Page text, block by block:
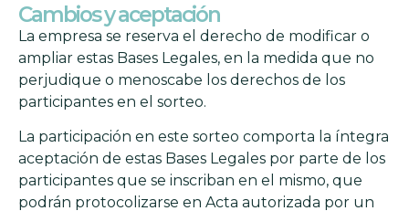
Cambios y aceptación
La empresa se reserva el derecho de modificar o
ampliar estas Bases Legales, en la medida que no
perjudique o menoscabe los derechos de los
participantes en el sorteo.
La participación en este sorteo comporta la íntegra
aceptación de estas Bases Legales por parte de los
participantes que se inscriban en el mismo, que
podrán protocolizarse en Acta autorizada por un